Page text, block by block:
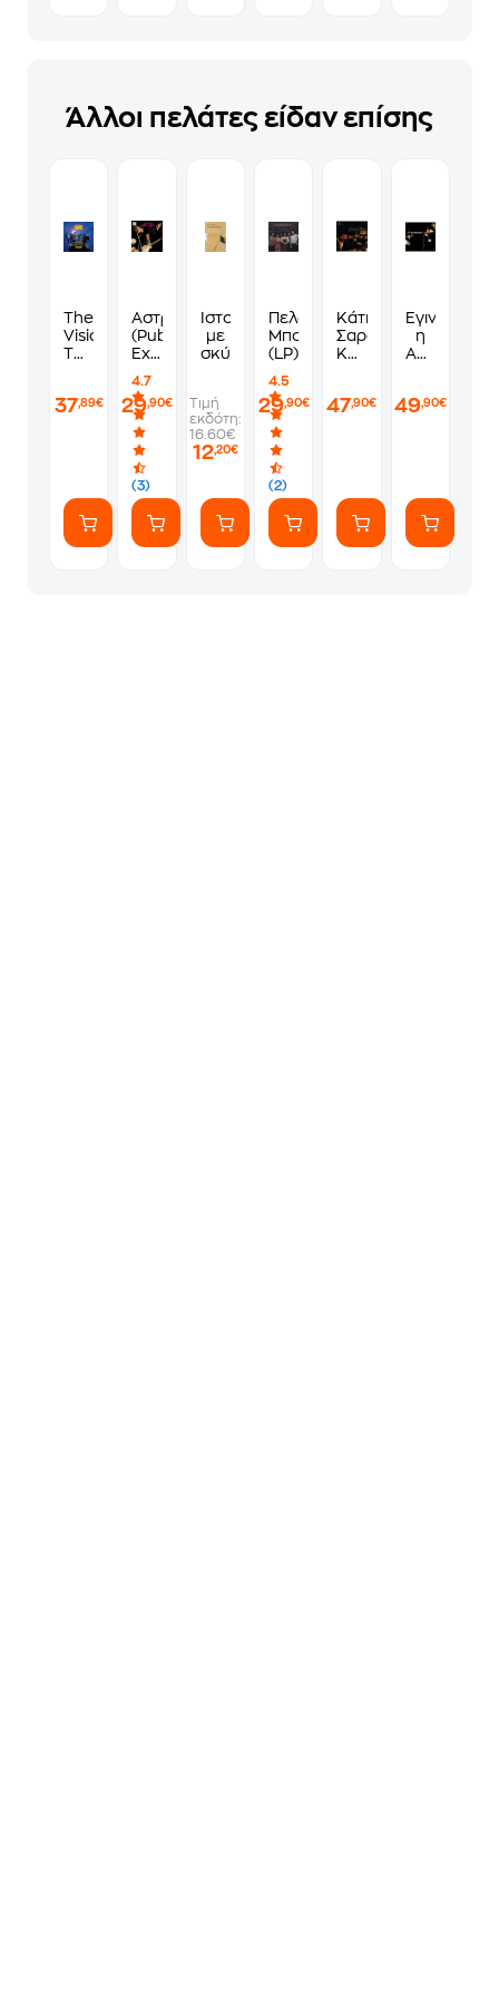
Άλλοι πελάτες είδαν επίσης
The
Vision,
The
The
37,89€
Αστρόνειρα
(Public
Exclusive
4.7
(3)
29,90€
Ιστορίες
με
σκύλους
Τιμή
εκδότη:
16.60€
12,20€
Πελόμα
Μποκιού
(LP)
4.5
(2)
29,90€
Κάτι
Σαράβαλες
Καρδιές
47,90€
Έγινε
η
Απώλεια
(2
49,90€